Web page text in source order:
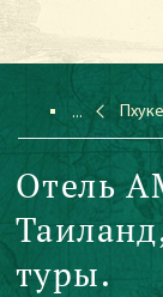
Отель
туры.